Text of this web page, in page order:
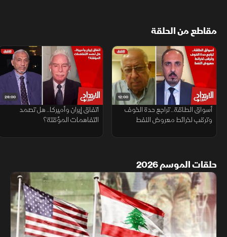
مقاطع من الحلقة
12:00
أسواق الطاقة.. تراجع حدة الخوف
وترقب لخرائط معروض النفط
26:00
اتفاق إيران وأميركا.. هل تصمد
التفاهمات المؤقتة؟
حلقات الموسم 2026